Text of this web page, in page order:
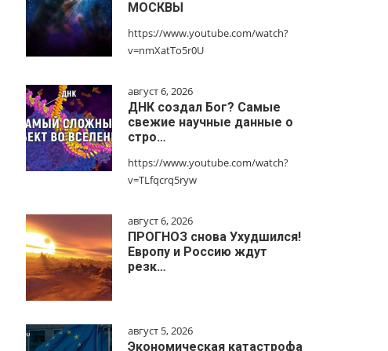
МОСКВЫ
https://www.youtube.com/watch?
v=nmXatTo5r0U
август 6, 2026
ДНК создал Бог? Самые
свежие научные данные о
стро…
https://www.youtube.com/watch?
v=TLfqcrq5ryw
август 6, 2026
ПРОГНОЗ снова Ухудшился!
Европу и Россию ждут
резк…
август 5, 2026
Экономическая катастрофа